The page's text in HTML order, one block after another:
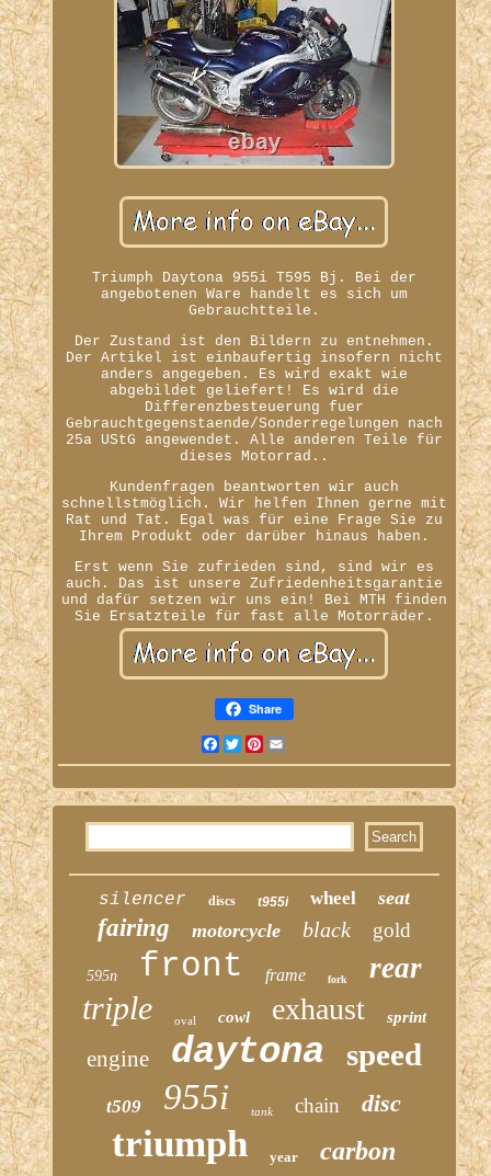
Triumph Daytona 955i T595 Bj. Bei der
angebotenen Ware handelt es sich um
Gebrauchtteile.
Der Zustand ist den Bildern zu entnehmen.
Der Artikel ist einbaufertig insofern nicht
anders angegeben. Es wird exakt wie
abgebildet geliefert! Es wird die
Differenzbesteuerung fuer
Gebrauchtgegenstaende/Sonderregelungen nach
25a UStG angewendet. Alle anderen Teile für
dieses Motorrad..
Kundenfragen beantworten wir auch
schnellstmöglich. Wir helfen Ihnen gerne mit
Rat und Tat. Egal was für eine Frage Sie zu
Ihrem Produkt oder darüber hinaus haben.
Erst wenn Sie zufrieden sind, sind wir es
auch. Das ist unsere Zufriedenheitsgarantie
und dafür setzen wir uns ein! Bei MTH finden
Sie Ersatzteile für fast alle Motorräder.
Share
Facebook
TwitterPinterest
silencer discs t955i wheel seat
fairing motorcycle black gold
595n front frame fork rear
triple oval cowl exhaust sprint
engine daytona speed
t509 955i tank chain disc
triumph year carbon